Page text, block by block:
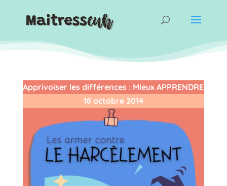
Apprivoiser les différences : Mieux APPRENDRE
18 octobre 2014